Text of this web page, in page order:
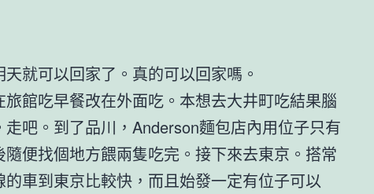
就可以回家了。真的可以回家嗎。
館吃早餐改在外面吃。本想去大井町吃結果腦
吧。到了品川，Anderson麵包店內用位子只有
便找個地方餵兩隻吃完。接下來去東京。搭常
車到東京比較快，而且始發一定有位子可以